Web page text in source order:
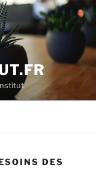
DES